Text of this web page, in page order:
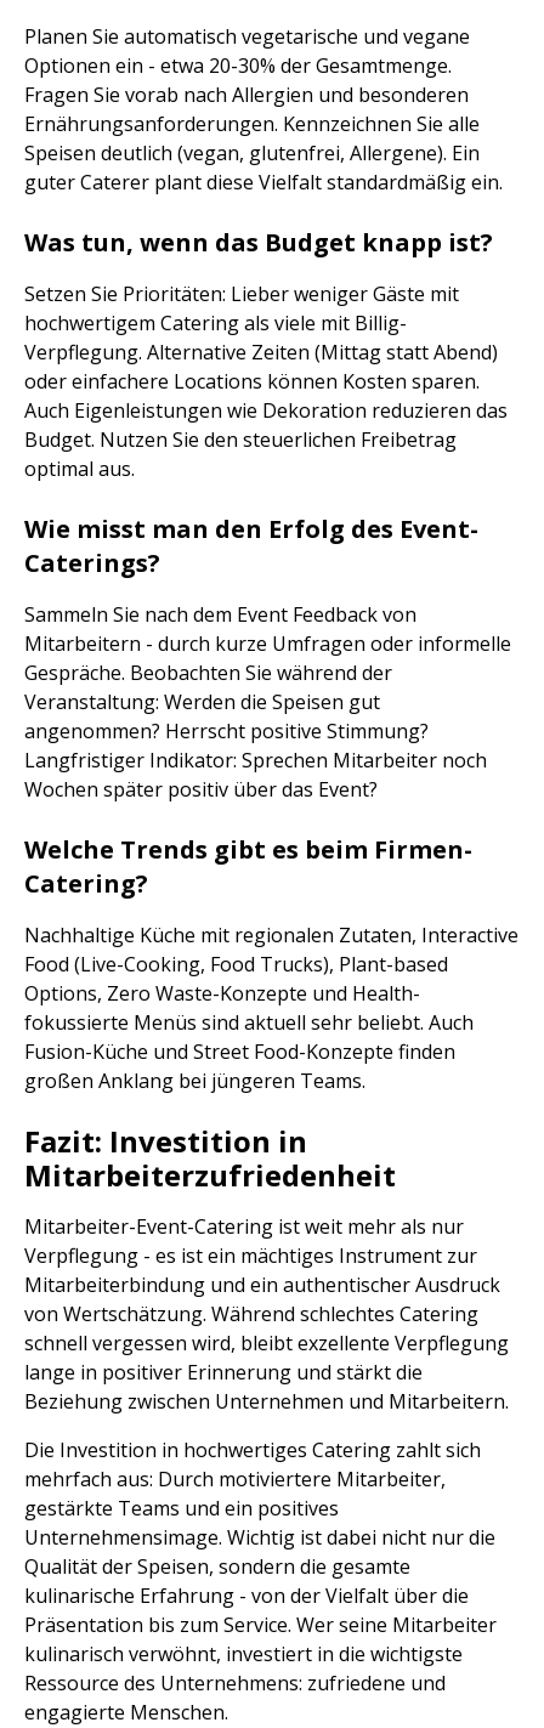
Planen Sie automatisch vegetarische und vegane
Optionen ein - etwa 20-30% der Gesamtmenge.
Fragen Sie vorab nach Allergien und besonderen
Ernährungsanforderungen. Kennzeichnen Sie alle
Speisen deutlich (vegan, glutenfrei, Allergene). Ein
guter Caterer plant diese Vielfalt standardmäßig ein.
Was tun, wenn das Budget knapp ist?
Setzen Sie Prioritäten: Lieber weniger Gäste mit
hochwertigem Catering als viele mit Billig-
Verpflegung. Alternative Zeiten (Mittag statt Abend)
oder einfachere Locations können Kosten sparen.
Auch Eigenleistungen wie Dekoration reduzieren das
Budget. Nutzen Sie den steuerlichen Freibetrag
optimal aus.
Wie misst man den Erfolg des Event-
Caterings?
Sammeln Sie nach dem Event Feedback von
Mitarbeitern - durch kurze Umfragen oder informelle
Gespräche. Beobachten Sie während der
Veranstaltung: Werden die Speisen gut
angenommen? Herrscht positive Stimmung?
Langfristiger Indikator: Sprechen Mitarbeiter noch
Wochen später positiv über das Event?
Welche Trends gibt es beim Firmen-
Catering?
Nachhaltige Küche mit regionalen Zutaten, Interactive
Food (Live-Cooking, Food Trucks), Plant-based
Options, Zero Waste-Konzepte und Health-
fokussierte Menüs sind aktuell sehr beliebt. Auch
Fusion-Küche und Street Food-Konzepte finden
großen Anklang bei jüngeren Teams.
Fazit: Investition in
Mitarbeiterzufriedenheit
Mitarbeiter-Event-Catering ist weit mehr als nur
Verpflegung - es ist ein mächtiges Instrument zur
Mitarbeiterbindung und ein authentischer Ausdruck
von Wertschätzung. Während schlechtes Catering
schnell vergessen wird, bleibt exzellente Verpflegung
lange in positiver Erinnerung und stärkt die
Beziehung zwischen Unternehmen und Mitarbeitern.
Die Investition in hochwertiges Catering zahlt sich
mehrfach aus: Durch motiviertere Mitarbeiter,
gestärkte Teams und ein positives
Unternehmensimage. Wichtig ist dabei nicht nur die
Qualität der Speisen, sondern die gesamte
kulinarische Erfahrung - von der Vielfalt über die
Präsentation bis zum Service. Wer seine Mitarbeiter
kulinarisch verwöhnt, investiert in die wichtigste
Ressource des Unternehmens: zufriedene und
engagierte Menschen.